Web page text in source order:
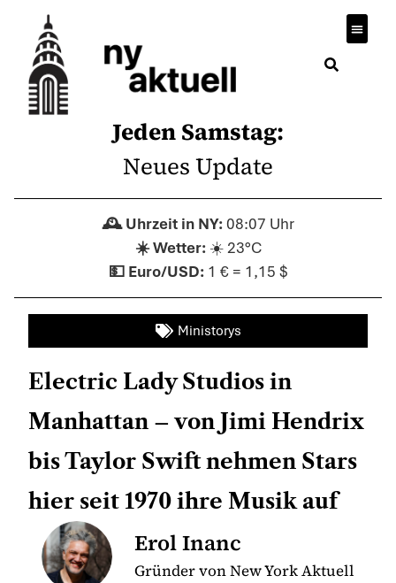
Jeden Samstag:
Neues Update
08:07 Uhr
☀️ 23°C
1 € = 1,15 $
Ministorys
Electric Lady Studios in
Manhattan – von Jimi Hendrix
bis Taylor Swift nehmen Stars
hier seit 1970 ihre Musik auf
Erol Inanc
Gründer von New York Aktuell